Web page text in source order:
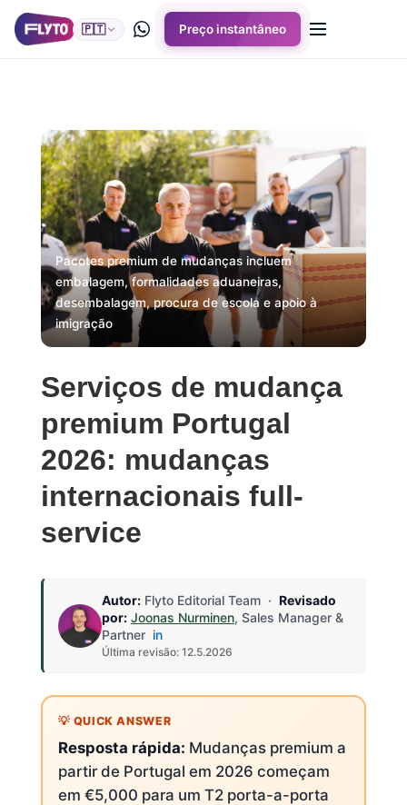
🇵🇹 Preço instantâneo
Pacotes premium de mudanças incluem
embalagem, formalidades aduaneiras,
desembalagem, procura de escola e apoio à
imigração
Serviços de mudança
premium Portugal
2026: mudanças
internacionais full-
service
Autor:Flyto Editorial Team · Revisado
por: Joonas Nurminen, Sales Manager &
Partner in
Última revisão: 12.5.2026
Resposta rápida: Mudanças premium a
partir de Portugal em 2026 começam
em €5,000 para um T2 porta-a-porta